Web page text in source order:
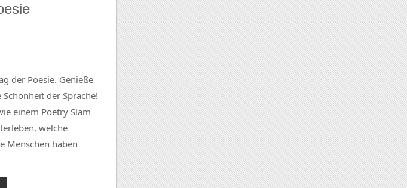
der Poesie. Genieße
der Sprache!
einem Poetry Slam
welche
Menschen haben